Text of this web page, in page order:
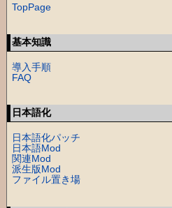
TopPage
基本知識
導入手順
FAQ
日本語化
日本語化パッチ
日本語Mod
関連Mod
派生版Mod
ファイル置き場